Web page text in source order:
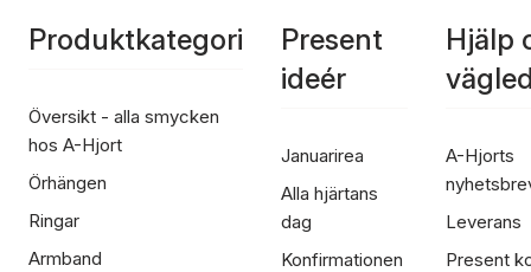
Produktkategori
Översikt - alla smycken
hos A-Hjort
Örhängen
Ringar
Armband
Present
ideér
Januarirea
Alla hjärtans
dag
Konfirmationen
Hjälp
A-Hjorts
Leverans
Present